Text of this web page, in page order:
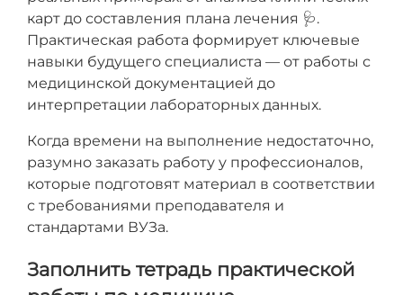
карт до составления плана лечения 🩺.
Практическая работа формирует ключевые
навыки будущего специалиста — от работы с
медицинской документацией до
интерпретации лабораторных данных.
Когда времени на выполнение недостаточно,
разумно заказать работу у профессионалов,
которые подготовят материал в соответствии
с требованиями преподавателя и
стандартами ВУЗа.
Заполнить тетрадь практической